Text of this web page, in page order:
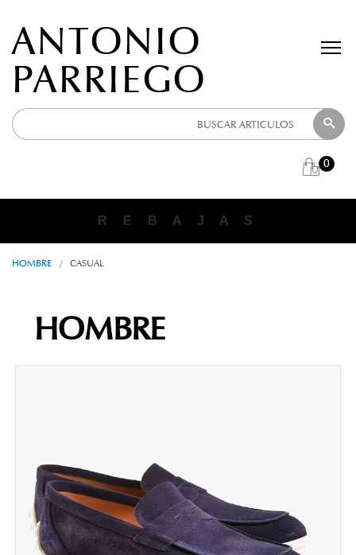
ANTONIO
PARRIEGO
0
R E B A J A S
ANTONIO PARRIEGO
HOMBRE / CASUAL
HOMBRE